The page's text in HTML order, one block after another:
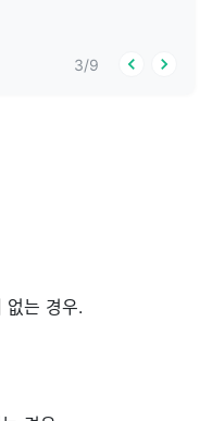
3/9
없는 경우.